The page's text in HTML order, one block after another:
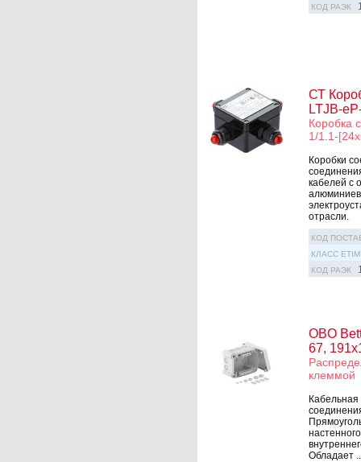
КОД РАЭК
СТ
LTJB-
Коробка
1/1.1-
Коробки
кабелей с
отрасли.
КОД
КЛАСС ETIM
КОД РАЭК
OBO
67,
клеммой
Кабельная
Обладает